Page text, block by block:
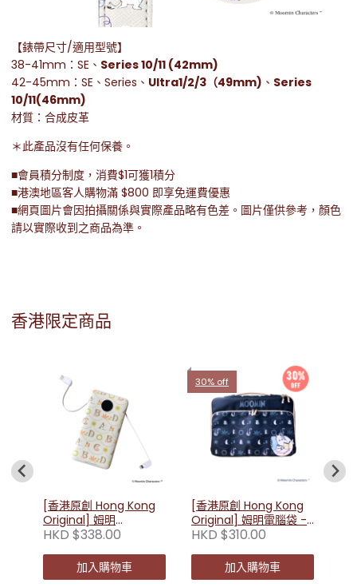
【錶帶尺寸/適用型號】
38-41mm：SE、 Series 10/11 (42mm)
42-45mm：SE、Series、 Ultra1/2/3（49mm) 、 Series
10/11(46mm)
材質：合成皮革
＊此產品沒有任何保養。
■會員積分制度，消費$1可獲1積分
■港澳地區客人購物滿 $800 即享免運費優惠
■網頁圖片會因拍攝關係與實際產品略有色差。圖片僅供參考，顏色
請以實際收到之商品為準。
香港限定商品
[香港原創 Hong Kong
Original] 姆明
10000mAh便攜充電器
HKD $338.00
加入購物車
30% off
[香港原創 Hong Kong
Original] 姆明電腦袋 -
藍黑色(姆明) 230108
HKD $310.00
加入購物車